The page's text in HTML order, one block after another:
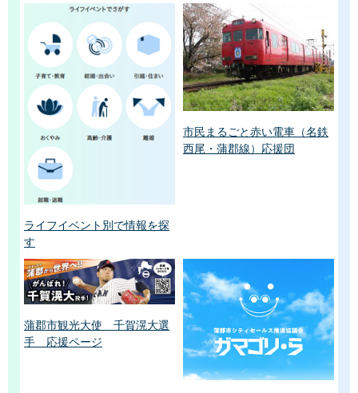
ライフイベント別で情報を探
す
市民まるごと赤い電車（名鉄
西尾・蒲郡線）応援団
蒲郡市観光大使 千賀滉大選
手 応援ページ